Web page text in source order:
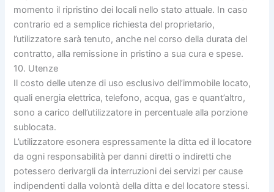
momento il ripristino dei locali nello stato attuale. In caso
contrario ed a semplice richiesta del proprietario,
l’utilizzatore sarà tenuto, anche nel corso della durata del
contratto, alla remissione in pristino a sua cura e spese.
10. Utenze
Il costo delle utenze di uso esclusivo dell’immobile locato,
quali energia elettrica, telefono, acqua, gas e quant’altro,
sono a carico dell’utilizzatore in percentuale alla porzione
sublocata.
L’utilizzatore esonera espressamente la ditta ed il locatore
da ogni responsabilità per danni diretti o indiretti che
potessero derivargli da interruzioni dei servizi per cause
indipendenti dalla volontà della ditta e del locatore stessi.